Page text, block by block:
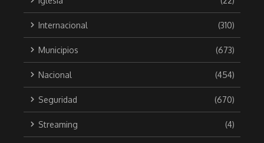
Internacional (310)
Municipios (673)
Nacional (454)
Seguridad (670)
Streaming (4)